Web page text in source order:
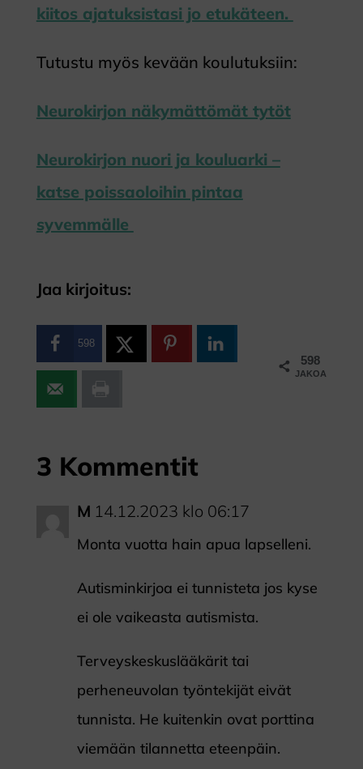
kiitos ajatuksistasi jo etukäteen.
Tutustu myös kevään koulutuksiin:
Neurokirjon näkymättömät tytöt
Neurokirjon nuori ja kouluarki –
katse poissaoloihin pintaa
syvemmälle
Jaa kirjoitus:
598
JAKOA
598
3 Kommentit
M 14.12.2023 klo 06:17
Monta vuotta hain apua lapselleni.
Autisminkirjoa ei tunnisteta jos kyse
ei ole vaikeasta autismista.
Terveyskeskuslääkärit tai
perheneuvolan työntekijät eivät
tunnista. He kuitenkin ovat porttina
viemään tilannetta eteenpäin.